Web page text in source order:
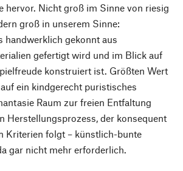
hervor. Nicht groß im Sinne von riesig
groß in unserem Sinne:
handwerklich gekonnt aus
gefertigt wird und im Blick auf
konstruiert ist. Größten Wert
ein kindgerecht puristisches
Raum zur freien Entfaltung
Herstellungsprozess, der konsequent
Kriterien folgt – künstlich-bunte
gar nicht mehr erforderlich.